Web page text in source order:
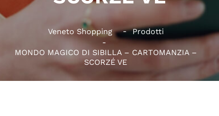
Veneto Shopping Prodotti
MONDO MAGICO DI SIBILLA – CARTOMANZIA –
SCORZÉ VE